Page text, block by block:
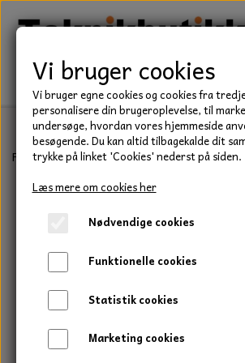
TEKNIK
KILEREMME
LEJER
PAKDÅSER
LÅSERINGE
BEFÆSTELSE
HAVE/PARK
UNIVERSALE REMME TIL
HAVETRAKTOR
TRAKTOR/
Forside Have/Park Buskrydder & Trimmer
Vi bruger cookies
Vi bruger egne cookies og cookies fra
personalisere din brugeroplevelse, til
undersøge, hvordan vores hjemmeside
besøgende. Du kan altid tilbagekalde dit
trykke på linket 'Cookies' nederst på siden.
Læs mere om cookies her
Nødvendige cookies
Funktionelle cookies
Statistik cookies
Marketing cookies